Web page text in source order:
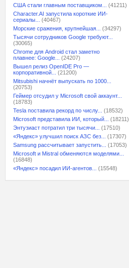
США стали главным поставщиком...
(41211)
Character.AI запустила короткие ИИ-
сериалы...
(40467)
Морские сражения, крупнейшая...
(34297)
Тысячи сотрудников Google требуют...
(30065)
Chrome для Android стал заметно
плавнее: Google...
(24207)
Вышел релиз OpenIDE Pro —
корпоративной...
(21200)
Mitsubishi начнёт выпускать по 1000...
(20753)
Геймер отсудил у Microsoft свой аккаунт...
(18783)
Tesla поставила рекорд по числу...
(18532)
Microsoft представила ИИ, который...
(18211)
Энтузиаст потратил три тысячи...
(17510)
«Яндекс» улучшил поиск АЗС без...
(17307)
Samsung рассчитывает запустить...
(17053)
Microsoft и Mistral обменяются моделями...
(16848)
«Яндекс» посадил ИИ-агентов...
(15548)